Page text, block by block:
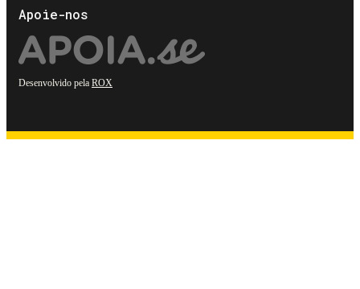
Apoie-nos
Desenvolvido pela ROX